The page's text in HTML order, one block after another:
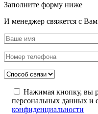
Заполните форму ниже
И менеджер свяжется с
Нажимая кнопку, вы
персональных данных и
конфиденциальности